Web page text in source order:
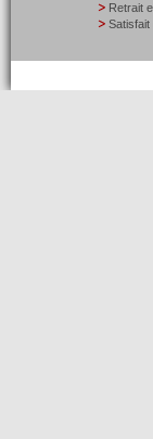
Retrait
Satisfait